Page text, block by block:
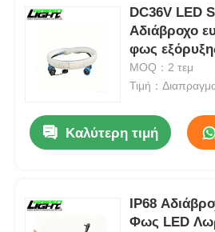
DC36V LED
Αδιάβροχο
φως
φωτισμό
MOQ：2 τεμ
Τιμή：
Καλύτερη τιμή
IP68
Φως LED